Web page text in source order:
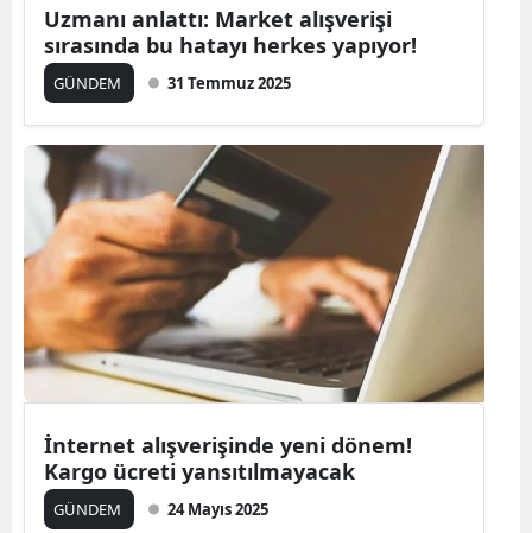
Kütahya
Malatya
Kahramanmaraş
Mardin
Muğla
Muş
Nevşehir
Niğde
Ordu
Rize
Uzmanı anlattı: Market alışverişi
sırasında bu hatayı herkes yapıyor!
GÜNDEM 31 Temmuz 2025
İnternet alışverişinde yeni dönem!
Kargo ücreti yansıtılmayacak
GÜNDEM 24 Mayıs 2025